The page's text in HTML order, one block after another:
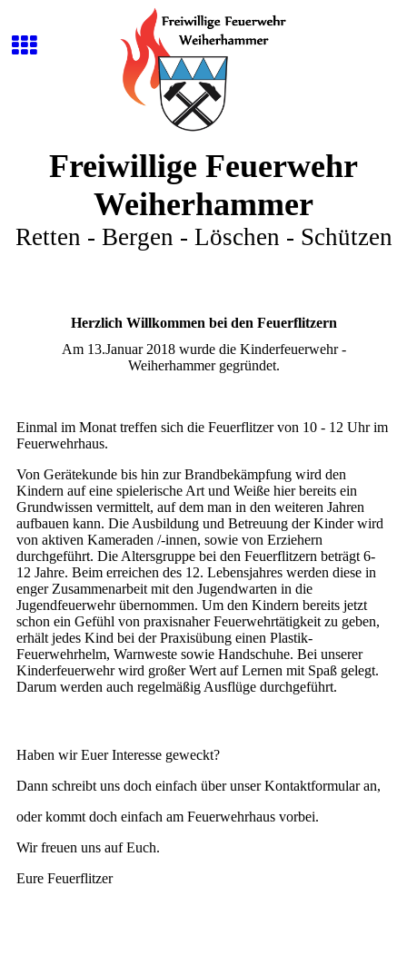
Freiwillige Feuerwehr
Weiherhammer
Retten - Bergen - Löschen - Schützen
Herzlich Willkommen bei den Feuerflitzern
Am 13.Januar 2018 wurde die Kinderfeuerwehr -
Weiherhammer gegründet.
Einmal im Monat treffen sich die Feuerflitzer von 10 - 12 Uhr im
Feuerwehrhaus.
Von Gerätekunde bis hin zur Brandbekämpfung wird den
Kindern auf eine spielerische Art und Weiße hier bereits ein
Grundwissen vermittelt, auf dem man in den weiteren Jahren
aufbauen kann. Die Ausbildung und Betreuung der Kinder wird
von aktiven Kameraden /-innen, sowie von Erziehern
durchgeführt. Die Altersgruppe bei den Feuerflitzern beträgt 6-
12 Jahre. Beim erreichen des 12. Lebensjahres werden diese in
enger Zusammenarbeit mit den Jugendwarten in die
Jugendfeuerwehr übernommen. Um den Kindern bereits jetzt
schon ein Gefühl von praxisnaher Feuerwehrtätigkeit zu geben,
erhält jedes Kind bei der Praxisübung einen Plastik-
Feuerwehrhelm, Warnweste sowie Handschuhe. Bei unserer
Kinderfeuerwehr wird großer Wert auf Lernen mit Spaß gelegt.
Darum werden auch regelmäßig Ausflüge durchgeführt.
Haben wir Euer Interesse geweckt?
Dann schreibt uns doch einfach über unser Kontaktformular an,
oder kommt doch einfach am Feuerwehrhaus vorbei.
Wir freuen uns auf Euch.
Eure Feuerflitzer